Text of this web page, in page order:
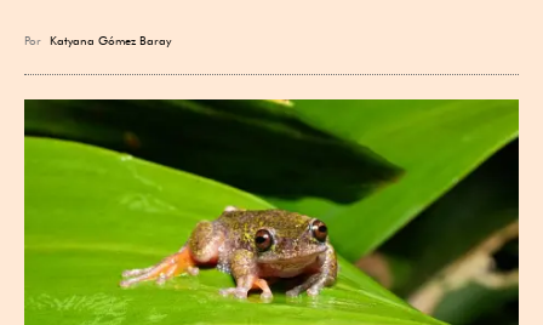
Por Katyana Gómez Baray